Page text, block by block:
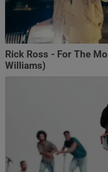
Rick Ross - For The
Williams)